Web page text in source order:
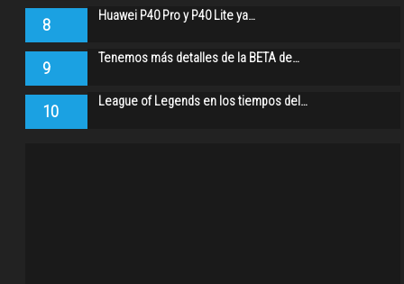
8 Huawei P40 Pro y P40 Lite ya…
9 Tenemos más detalles de la BETA de…
10 League of Legends en los tiempos del…